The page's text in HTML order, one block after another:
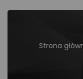
Strona